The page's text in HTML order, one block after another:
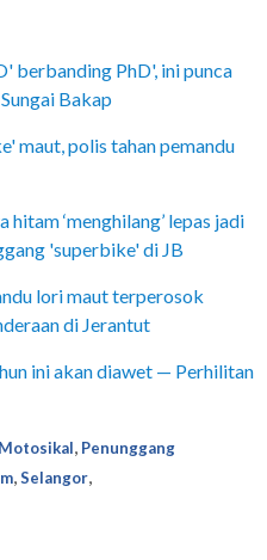
berbanding PhD', ini punca
Bakap
maut, polis tahan pemandu
‘menghilang’ lepas jadi
'superbike' di JB
lori maut terperosok
di Jerantut
ini akan diawet — Perhilitan
, Penunggang
,Selangor,